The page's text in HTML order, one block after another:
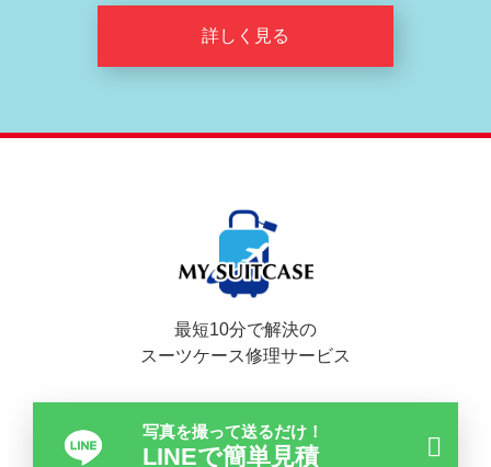
詳しく見る
最短10分で解決の
スーツケース修理サービス
写真を撮って送るだけ！
LINEで簡単見積